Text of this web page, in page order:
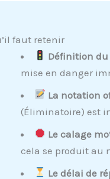
faut retenir
Définition du
mise en danger
La notation
(Éliminatoire) est
Le calage
cela se produit au
Le délai de